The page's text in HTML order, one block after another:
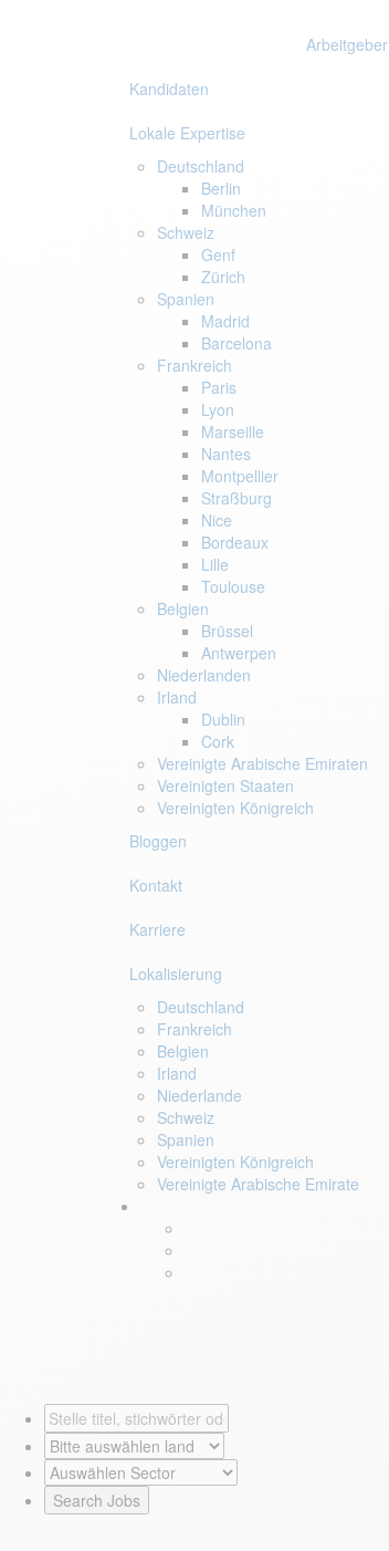
Arbeitgeber
Kandidaten
Lokale Expertise
Deutschland
Berlin
München
Schweiz
Genf
Zürich
Spanien
Madrid
Barcelona
Frankreich
Paris
Lyon
Marseille
Nantes
Montpellier
Straßburg
Nice
Bordeaux
Lille
Toulouse
Belgien
Brüssel
Antwerpen
Niederlanden
Irland
Dublin
Cork
Vereinigte Arabische Emiraten
Vereinigten Staaten
Vereinigten Königreich
Bloggen
Kontakt
Karriere
Lokalisierung
Deutschland
Frankreich
Belgien
Irland
Niederlande
Schweiz
Spanien
Vereinigten Königreich
Vereinigte Arabische Emirate